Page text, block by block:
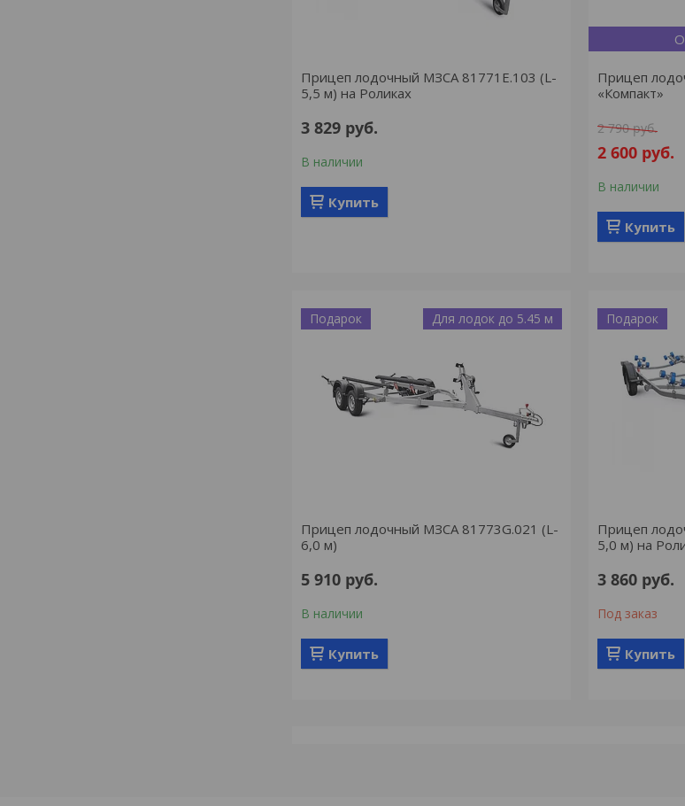
Прицеп лодочный МЗСА 81771Е.103 (L-
5,5 м) на Роликах
3 829 руб.
В наличии
Купить
Прицеп
«Компакт»
2 790руб.
2 600 руб.
В наличии
Купить
Для лодок до 5.45 м
Подарок
Прицеп лодочный МЗСА 81773G.021 (L-
6,0 м)
5 910 руб.
В наличии
Купить
Подарок
Прицеп
5,0 м) на
3 860 руб.
Под заказ
Купить